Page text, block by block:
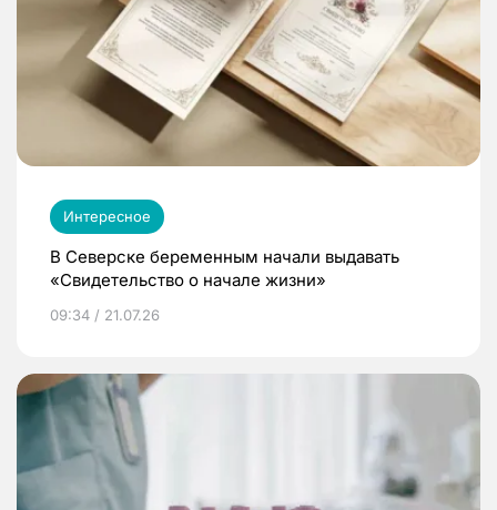
Интересное
В Северске беременным начали выдавать
«Свидетельство о начале жизни»
09:34 / 21.07.26